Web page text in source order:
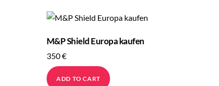
M&P Shield Europa kaufen
350€
ADD TO CART